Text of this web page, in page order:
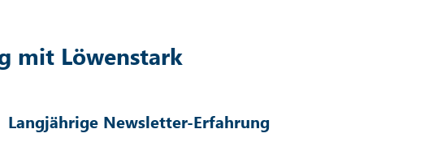
mit Löwenstark
Langjährige Newsletter-Erfahrung